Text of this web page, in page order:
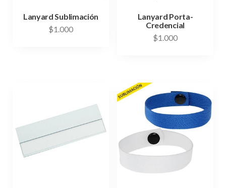
Lanyard Sublimación
$1.000
Lanyard Porta-
Credencial
$1.000